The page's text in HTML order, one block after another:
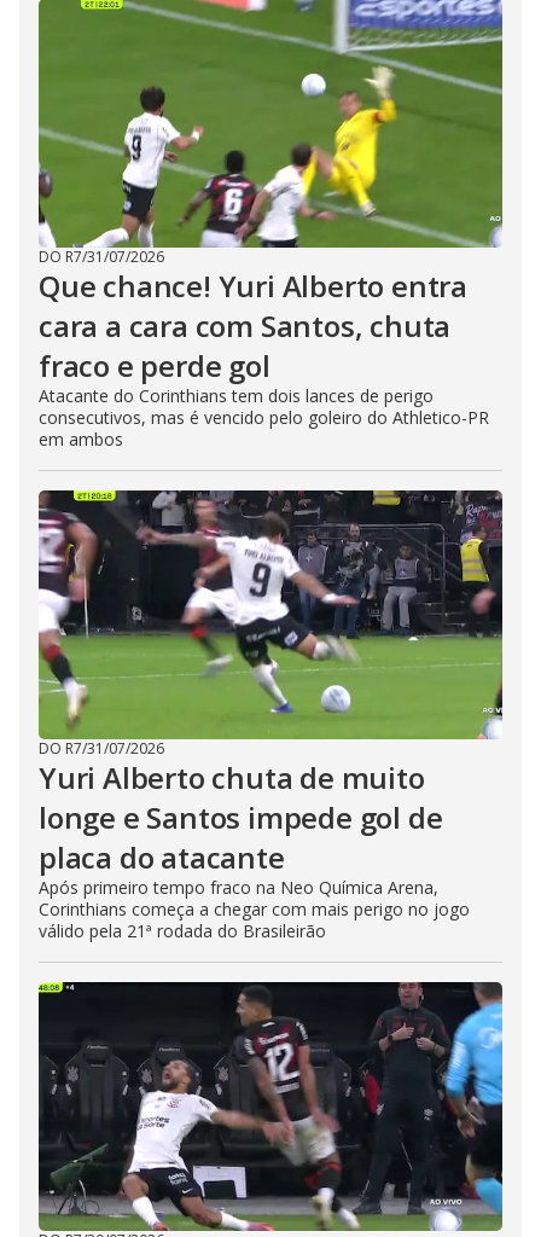
DO R7/31/07/2026
Que chance! Yuri Alberto entra
cara a cara com Santos, chuta
fraco e perde gol
Atacante do Corinthians tem dois lances de perigo
consecutivos, mas é vencido pelo goleiro do Athletico-PR
em ambos
DO R7/31/07/2026
Yuri Alberto chuta de muito
longe e Santos impede gol de
placa do atacante
Após primeiro tempo fraco na Neo Química Arena,
Corinthians começa a chegar com mais perigo no jogo
válido pela 21ª rodada do Brasileirão